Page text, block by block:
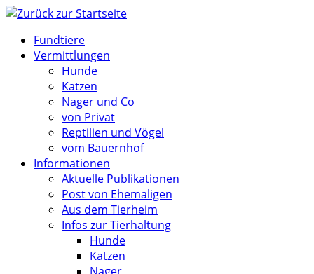
Zum
springenFundtiere
Vermittlungen
Hunde
Katzen
Nager und Co
von Privat
Reptilien und Vögel
vom Bauernhof
Informationen
Aktuelle Publikationen
Post von Ehemaligen
Aus dem Tierheim
Infos zur Tierhaltung
Hunde
Katzen